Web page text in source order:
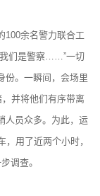
100余名警力联合工
我们是警察……”一切
份。一瞬间，会场里
并将他们有序带离
人员众多。为此，运
用了近两个小时，
调查。